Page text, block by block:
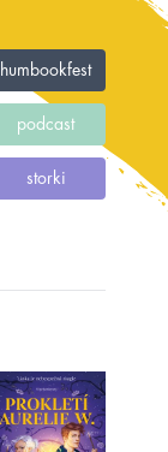
humbookfest
podcast
storki